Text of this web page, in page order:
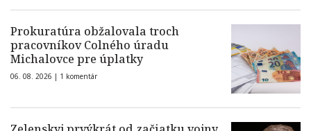
Prokuratúra obžalovala troch
pracovníkov Colného úradu
Michalovce pre úplatky
06. 08. 2026 | 1 komentár